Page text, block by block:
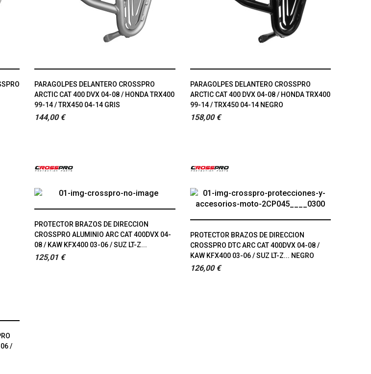
PARAGOLPES DELANTERO CROSSPRO
ARCTIC CAT 400 DVX 04-08 / HONDA TRX400
99-14 / TRX450 04-14 GRIS
144,00 €
PARAGOLPES DELANTERO CROSSPRO
ARCTIC CAT 400 DVX 04-08 / HONDA TRX400
99-14 / TRX450 04-14 NEGRO
158,00 €
/
PROTECTOR BRAZOS DE DIRECCION
CROSSPRO ALUMINIO ARC CAT 400DVX 04-
08 / KAW KFX400 03-06 / SUZ LT-Z...
125,01 €
PROTECTOR BRAZOS DE DIRECCION
CROSSPRO DTC ARC CAT 400DVX 04-08 /
KAW KFX400 03-06 / SUZ LT-Z... NEGRO
126,00 €